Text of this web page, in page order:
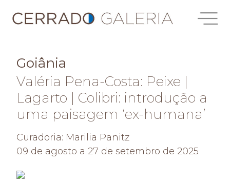
Goiânia
Valéria Pena-Costa: Peixe |
Lagarto | Colibri: introdução a
uma paisagem ‘ex-humana’
Curadoria: Marilia Panitz
09 de agosto a 27 de setembro de 2025